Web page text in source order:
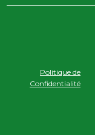
Politique de
Confidentialité